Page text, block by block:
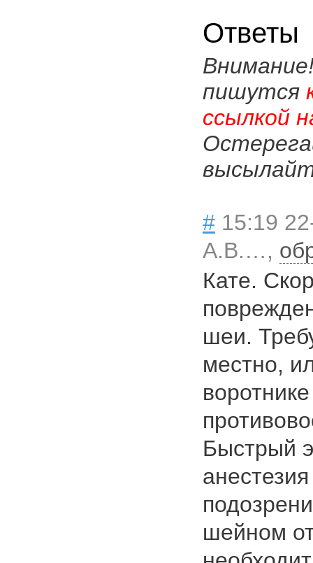
Ответы
пишутся
ссылкой
# 15:19
А.В.…,
Кате.
шеи.
местно,
Быстрый
шейном